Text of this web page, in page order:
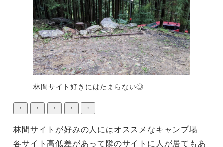
林間サイト好きにはたまらない◎
・ ・ ・ ・ ・
林間サイトが好みの人にはオススメなキャンプ場
各サイト高低差があって隣のサイトに人が居てもあ